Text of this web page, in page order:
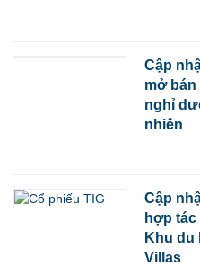
Cập
mở
nghỉ
nhiên
Cập
hợp
Khu du
Villas